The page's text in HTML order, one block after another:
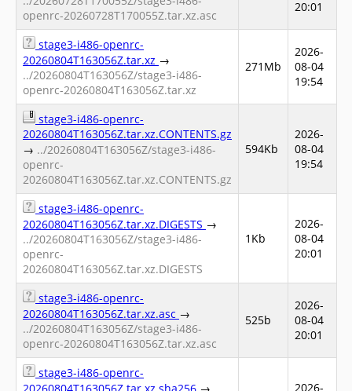
openrc-20260728T170055Z.tar.xz.asc
20:01
stage3-i486-openrc-
20260804T163056Z.tar.xz →
../20260804T163056Z/stage3-i486-
openrc-20260804T163056Z.tar.xz
271Mb
2026-
08-04
19:54
stage3-i486-openrc-
20260804T163056Z.tar.xz.CONTENTS.gz
→ ../20260804T163056Z/stage3-i486-
openrc-
20260804T163056Z.tar.xz.CONTENTS.gz
594Kb
2026-
08-04
19:54
stage3-i486-openrc-
20260804T163056Z.tar.xz.DIGESTS →
../20260804T163056Z/stage3-i486-
openrc-
20260804T163056Z.tar.xz.DIGESTS
1Kb
2026-
08-04
20:01
stage3-i486-openrc-
20260804T163056Z.tar.xz.asc →
../20260804T163056Z/stage3-i486-
openrc-20260804T163056Z.tar.xz.asc
525b
2026-
08-04
20:01
stage3-i486-openrc-
2026-